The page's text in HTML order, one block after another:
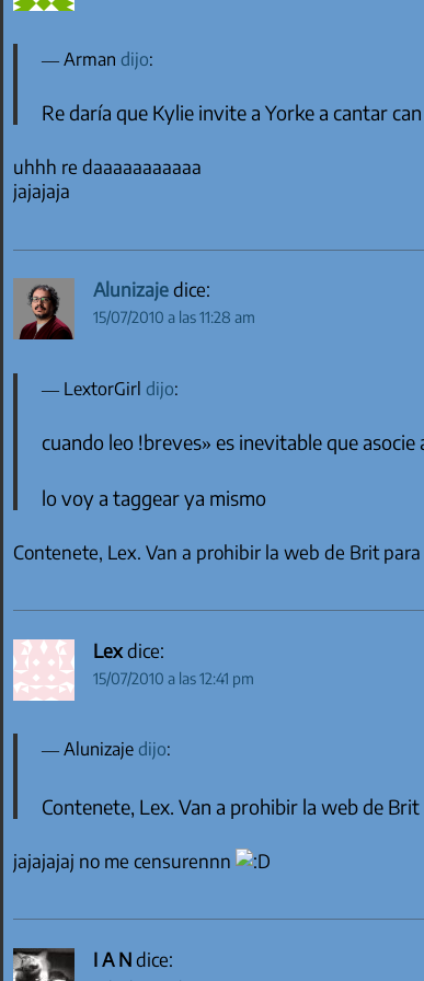
Arman dijo:
Re daría que Kylie invite a Yorke a cantar
uhhh re daaaaaaaaaaa
jajajaja
Alunizajedice:
15/07/2010 a las 11:28 am
LextorGirl dijo:
cuando leo !breves» es inevitable que
lo voy a taggear ya mismo
Contenete, Lex. Van a prohibir la web de Brit
Lexdice:
15/07/2010 a las 12:41 pm
Alunizaje dijo:
Contenete, Lex. Van a prohibir la web de
jajajajaj no me censurennn
I A Ndice: